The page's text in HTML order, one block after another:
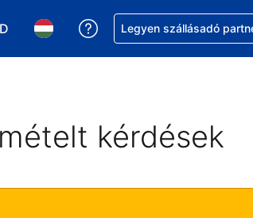
pénznemet. Jelenlegi
Válasszon nyelvet. Jelenleg
Segítség a foglalással
Legyen szállásadó
kérdések